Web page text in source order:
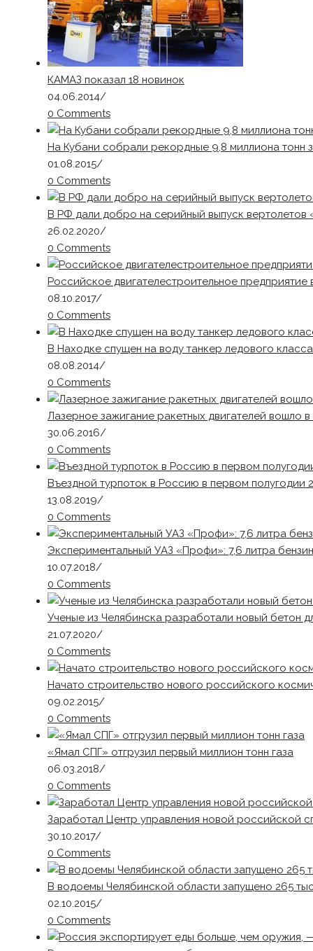
КАМАЗ показал 18 новинок
04.06.2014/
0 Comments
На Кубани собрали рекордные 9,8 миллиона тонн
01.08.2015/
0 Comments
В РФ дали добро на серийный выпуск вертолетов
26.02.2020/
0 Comments
Российское двигателестроительное
08.10.2017/
0 Comments
В Находке спущен на воду танкер ледового
08.08.2014/
0 Comments
Лазерное зажигание ракетных двигателей вошло
30.06.2016/
0 Comments
Въездной турпоток в Россию в первом полугодии
13.08.2019/
0 Comments
Экспериментальный УАЗ «Профи»: 7,6 литра
10.07.2018/
0 Comments
Ученые из Челябинска разработали новый бетон
21.07.2020/
0 Comments
Начато строительство нового российского
09.02.2015/
0 Comments
«Ямал СПГ» отгрузил первый миллион тонн газа
06.03.2018/
0 Comments
Заработал Центр управления новой российской
30.10.2017/
0 Comments
В водоемы Челябинской области запущено 265
02.10.2015/
0 Comments